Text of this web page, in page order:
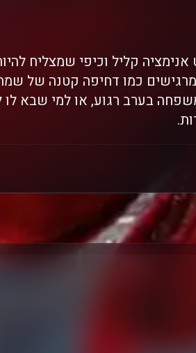
קליל וכיפי שמצליח
כמו דחיפה קטנה של
בערב רגוע, או למי שבא